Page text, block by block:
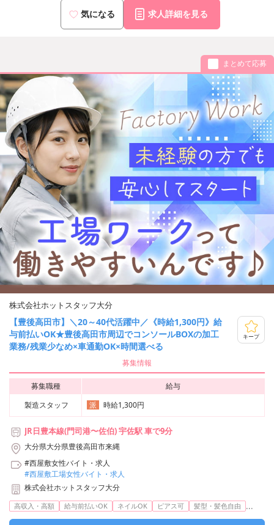
気になる 求人詳細を見る
まとめて応募
株式会社ホットスタッフ大分
【豊後高田市】＼20～40代活躍中／《時給1,300円》給
与前払いOK★豊後高田市周辺でコンソールBOXの加工
業務/残業少なめ×車通勤OK×時間選べる
キープ
募集情報
募集職種
給与
製造スタッフ
派 時給1,300円
JR日豊本線(門司港〜佐伯) 宇佐駅 車で9分
大分県大分県豊後高田市来縄
#西屋敷女性バイト・求人
#西屋敷工場女性バイト・求人
株式会社ホットスタッフ大分
高収入・高額 給与前払いOK ネイルOK ピアス可 髪型・髪色自由 ...